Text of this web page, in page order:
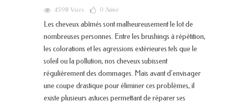
4598 Vues 0 Aimé
Les cheveux abîmés sont malheureusement le lot de
nombreuses personnes. Entre les brushings à répétition,
les colorations et les agressions extérieures tels que le
soleil ou la pollution, nos cheveux subissent
régulièrement des dommages. Mais avant d'envisager
une coupe drastique pour éliminer ces problèmes, il
existe plusieurs astuces permettant de réparer ses